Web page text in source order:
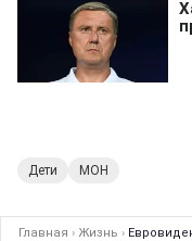
Дети МОН
Главная › Жизнь ›